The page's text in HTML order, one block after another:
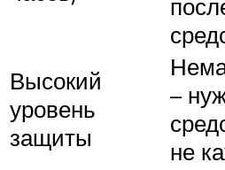
Высокий
уровень
защиты
–
не